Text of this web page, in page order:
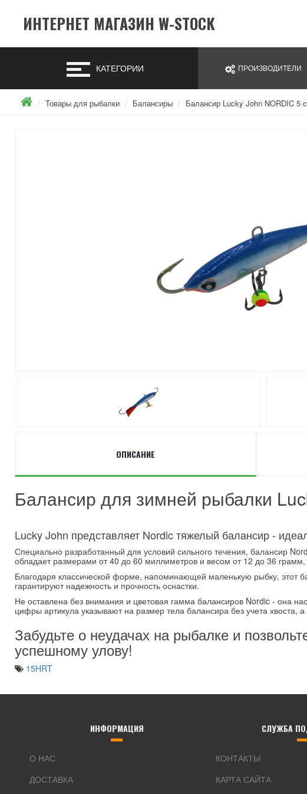
ИНТЕРНЕТ МАГАЗИН W-STOCK
КАТЕГОРИИ ПРОИЗВОДИТЕЛИ
Товары для рыбалки Балансиры Балансир Lucky John NORDIC 5
ОПИСАНИЕ
Балансир для зимней рыбалки
Lucky John представляет Nordic тяжелый балансир -
Специально разработанный для условий сильного течения, балансир
обладает размерами от 40 до 60 миллиметров и весом от 12 до 36 грамм,
Благодаря классической форме, напоминающей маленькую рыбку, этот
гарантируют надежность и прочность оснастки.
Не оставлена без внимания и цветовая гамма балансиров Nordic - она
цифры артикула указывают на размер тела балансира без учета хвоста,
Забудьте о неудачах на рыбалке и
успешному улову!
15HRT
ИНФОРМАЦИЯ
О НАС
ДОСТАВКА
СЛУЖБА
КОНТАКТЫ
КАРТА САЙТА